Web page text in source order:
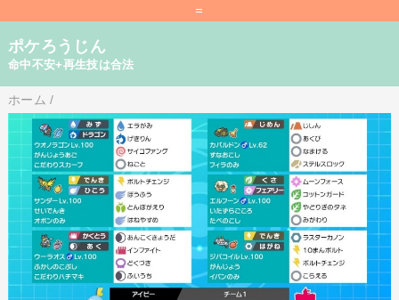
=
ポケろうじん
命中不安+再生技は合法
ホーム /